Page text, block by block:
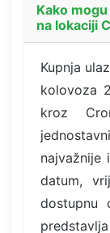
Kako
na lokaciji
Kupnja
kolovoza
kroz
datum,
dostupnu